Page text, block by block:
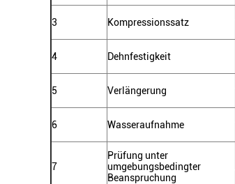
3 Kompressionssatz
4 Dehnfestigkeit
5 Verlängerung
6 Wasseraufnahme
7
Prüfung unter
umgebungsbedingter
Beanspruchung